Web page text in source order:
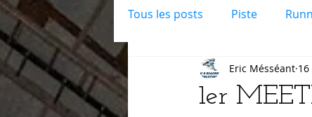
Tous les posts Piste
salle
1er
Eric Mésséant